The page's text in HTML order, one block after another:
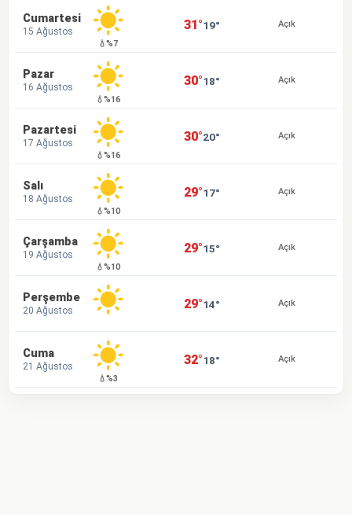
Cumartesi
15 Ağustos
💧%7
31°19° Açık
Pazar
16 Ağustos
💧%16
30°18° Açık
Pazartesi
17 Ağustos
💧%16
30°20° Açık
Salı
18 Ağustos
💧%10
29°17° Açık
Çarşamba
19 Ağustos
💧%10
29°15° Açık
Perşembe
20 Ağustos 29°14° Açık
Cuma
21 Ağustos
💧%3
32°18° Açık